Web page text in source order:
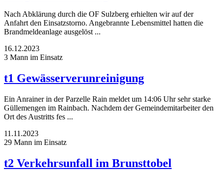
Nach Abklärung durch die OF Sulzberg erhielten wir auf der
Anfahrt den Einsatzstorno. Angebrannte Lebensmittel hatten die
Brandmeldeanlage ausgelöst ...
16.12.2023
3 Mann im Einsatz
t1 Gewässerverunreinigung
Ein Anrainer in der Parzelle Rain meldet um 14:06 Uhr sehr starke
Güllemengen im Rainbach. Nachdem der Gemeindemitarbeiter den
Ort des Austritts fes ...
11.11.2023
29 Mann im Einsatz
t2 Verkehrsunfall im Brunsttobel